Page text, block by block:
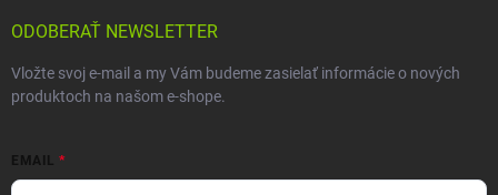
ODOBERAŤ NEWSLETTER
Vložte svoj e-mail a my Vám budeme zasielať informácie o nových
produktoch na našom e-shope.
EMAIL